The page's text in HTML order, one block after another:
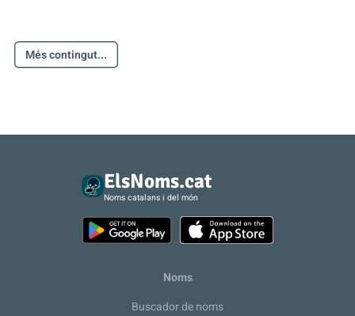
Més contingut...
ElsNoms.cat
Noms catalans i del món
Noms
Buscador de noms